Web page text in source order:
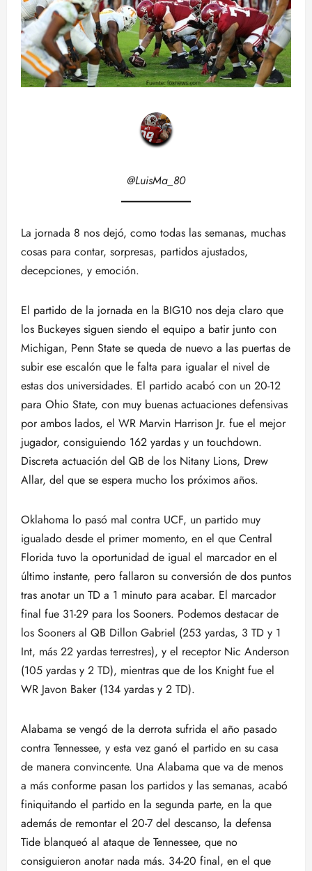
@LuisMa_80
La jornada 8 nos dejó, como todas las semanas, muchas
cosas para contar, sorpresas, partidos ajustados,
decepciones, y emoción.
El partido de la jornada en la BIG10 nos deja claro que
los Buckeyes siguen siendo el equipo a batir junto con
Michigan, Penn State se queda de nuevo a las puertas de
subir ese escalón que le falta para igualar el nivel de
estas dos universidades. El partido acabó con un 20-12
para Ohio State, con muy buenas actuaciones defensivas
por ambos lados, el WR Marvin Harrison Jr. fue el mejor
jugador, consiguiendo 162 yardas y un touchdown.
Discreta actuación del QB de los Nitany Lions, Drew
Allar, del que se espera mucho los próximos años.
Oklahoma lo pasó mal contra UCF, un partido muy
igualado desde el primer momento, en el que Central
Florida tuvo la oportunidad de igual el marcador en el
último instante, pero fallaron su conversión de dos puntos
tras anotar un TD a 1 minuto para acabar. El marcador
final fue 31-29 para los Sooners. Podemos destacar de
los Sooners al QB Dillon Gabriel (253 yardas, 3 TD y 1
Int, más 22 yardas terrestres), y el receptor Nic Anderson
(105 yardas y 2 TD), mientras que de los Knight fue el
WR Javon Baker (134 yardas y 2 TD).
Alabama se vengó de la derrota sufrida el año pasado
contra Tennessee, y esta vez ganó el partido en su casa
de manera convincente. Una Alabama que va de menos
a más conforme pasan los partidos y las semanas, acabó
finiquitando el partido en la segunda parte, en la que
además de remontar el 20-7 del descanso, la defensa
Tide blanqueó al ataque de Tennessee, que no
consiguieron anotar nada más. 34-20 final, en el que